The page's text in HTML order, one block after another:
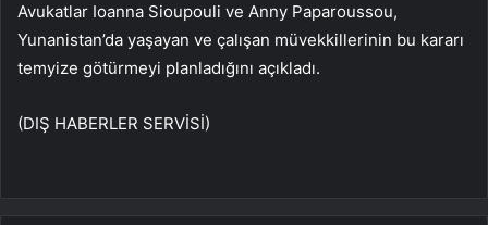
Avukatlar Ioanna Sioupouli ve Anny Paparoussou,
Yunanistan’da yaşayan ve çalışan müvekkillerinin bu kararı
temyize götürmeyi planladığını açıkladı.
(DIŞ HABERLER SERVİSİ)